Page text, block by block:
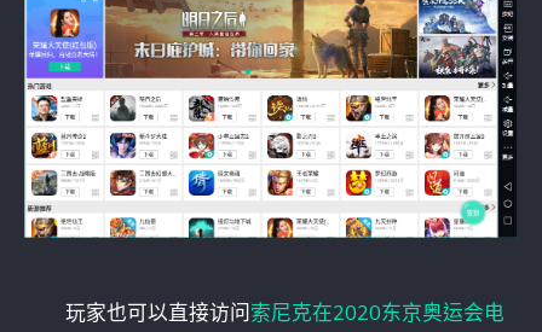
玩家也可以直接访问索尼克在2020东京奥运会电